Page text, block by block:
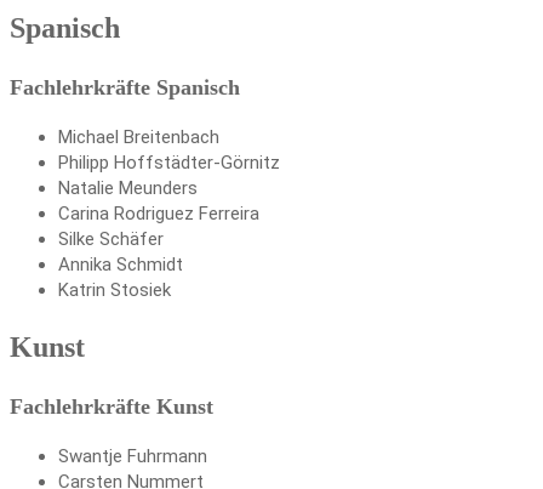
Spanisch
Fachlehrkräfte Spanisch
Michael Breitenbach
Philipp Hoffstädter-Görnitz
Natalie Meunders
Carina Rodriguez Ferreira
Silke Schäfer
Annika Schmidt
Katrin Stosiek
Kunst
Fachlehrkräfte Kunst
Swantje Fuhrmann
Carsten Nummert